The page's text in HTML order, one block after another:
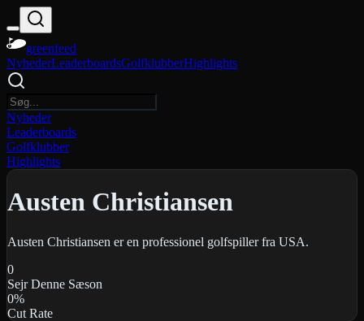
greenfeed
NyhederLeaderboardsGolfklubberHighlights
Nyheder
Leaderboards
Golfklubber
Highlights
Austen Christiansen
Austen Christiansen er en professionel golfspiller fra USA.
0
Sejr Denne Sæson
0%
Cut Rate